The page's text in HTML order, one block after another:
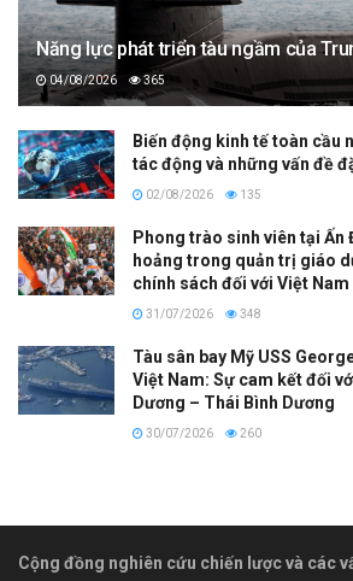
Năng lực phát triển tàu ngầm của
04/08/2026 365
Biến động kinh tế toàn cầu
tác động và những vấn đề
02/08/2026 135
Phong trào sinh viên tại Ấn
hoảng trong quản trị giáo
chính sách đối với Việt Nam
31/07/2026 348
Tàu sân bay Mỹ USS
Việt Nam: Sự cam kết đối
Dương – Thái Bình Dương
30/07/2026 260
Cộng đồng nghiên cứu chiến lược và các